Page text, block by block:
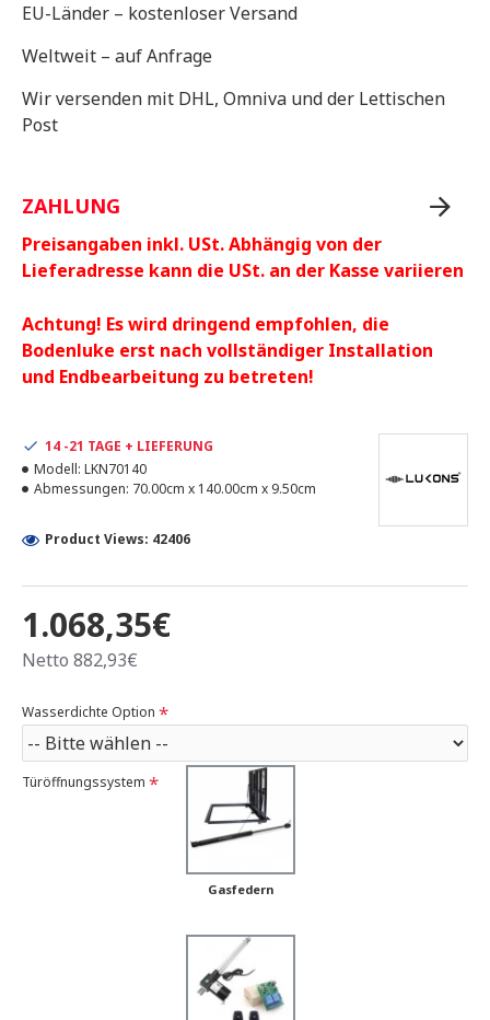
EU-Länder – kostenloser Versand
Weltweit – auf Anfrage
Wir versenden mit DHL, Omniva und der Lettischen
Post
ZAHLUNG
Preisangaben inkl. USt. Abhängig von der
Lieferadresse kann die USt. an der Kasse variieren
Achtung! Es wird dringend empfohlen, die
Bodenluke erst nach vollständiger Installation
und Endbearbeitung zu betreten!
1.068,35€
Netto 882,93€
14 -21 TAGE + LIEFERUNG
Modell: LKN70140
Abmessungen: 70.00cm x 140.00cm x 9.50cm
Product Views: 42406
Wasserdichte Option
Türöffnungssystem
Gasfedern